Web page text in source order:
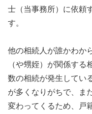
士（当事務所）に依頼
す。
他の相続人が誰かわか
（や甥姪）が関係す
数の相続が発生してい
が多くなりがちで、ま
変わってくるため、戸